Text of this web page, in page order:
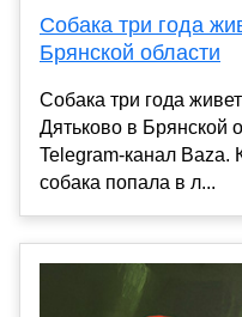
Собака три года
Брянской области
Собака три года
Дятьково в Брянской
Telegram-канал Baza.
собака попала в л...